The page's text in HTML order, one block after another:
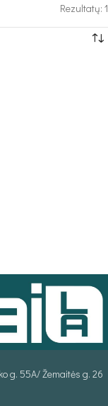
Rezultatų: 1
g. 55A/ Žemaitės g. 26